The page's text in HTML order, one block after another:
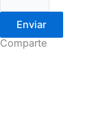
Enviar
Comparte